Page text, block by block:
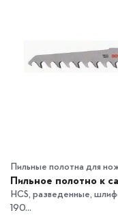
Пильные полотна для
Пильное полотно к
HCS, разведенные,
190...